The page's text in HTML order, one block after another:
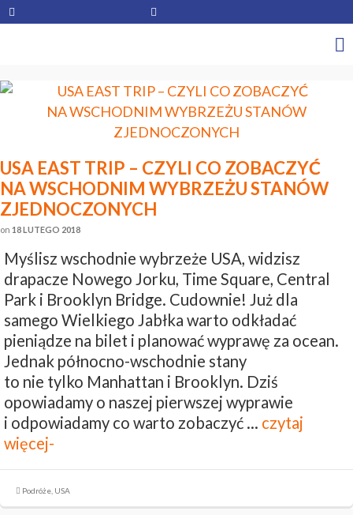
USA EAST TRIP – CZYLI CO ZOBACZYĆ
NA WSCHODNIM WYBRZEŻU STANÓW
ZJEDNOCZONYCH
on 18 LUTEGO 2018
Myślisz wschodnie wybrzeże USA, widzisz
drapacze Nowego Jorku, Time Square, Central
Park i Brooklyn Bridge. Cudownie! Już dla
samego Wielkiego Jabłka warto odkładać
pieniądze na bilet i planować wyprawę za ocean.
Jednak północno-wschodnie stany
to nie tylko Manhattan i Brooklyn. Dziś
opowiadamy o naszej pierwszej wyprawie
i odpowiadamy co warto zobaczyć … czytaj
więcej-
Podróże USA